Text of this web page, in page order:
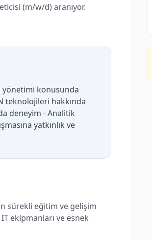
(m/w/d) aranıyor.
yönetimi konusunda
teknolojileri hakkında
deneyim - Analitik
yatkınlık ve
sürekli eğitim ve gelişim
ekipmanları ve esnek